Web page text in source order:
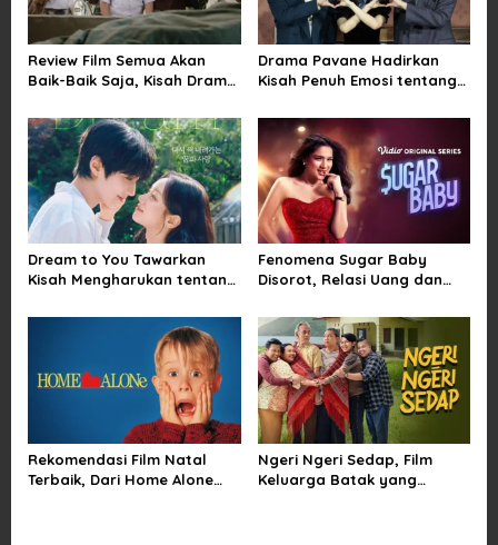
g
a
t
o
n
Review Film Semua Akan
Baik-Baik Saja, Kisah Drama
tentang Kehilangan dan
Harapan
Drama Pavane Hadirkan
Kisah Penuh Emosi tentang
Kesempatan Memulai
Kembali
Dream to You Tawarkan
Kisah Mengharukan tentang
yang Sempat Tertunda
Fenomena Sugar Baby
Disorot, Relasi Uang dan
Rekomendasi Film Natal
Terbaik, Dari Home Alone
Ngeri Ngeri Sedap, Film
Keluarga Batak yang